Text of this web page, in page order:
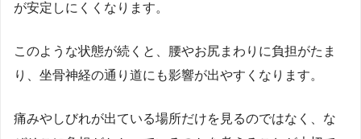
が安定しにくくなります。
このような状態が続くと、腰やお尻まわりに負担がたま
り、坐骨神経の通り道にも影響が出やすくなります。
痛みやしびれが出ている場所だけを見るのではなく、な